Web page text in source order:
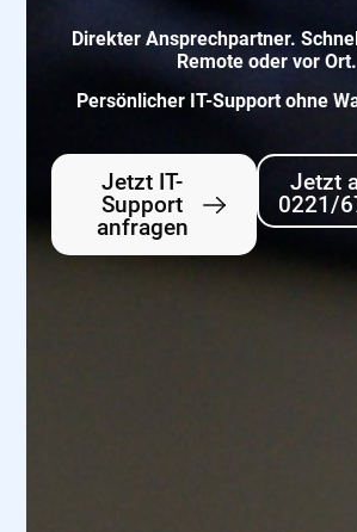
Direkter Ansprechpartner.
Remote oder vor Ort.
Persönlicher IT-Support ohne
Jetzt IT-
Support
anfragen
Jetzt
0221/